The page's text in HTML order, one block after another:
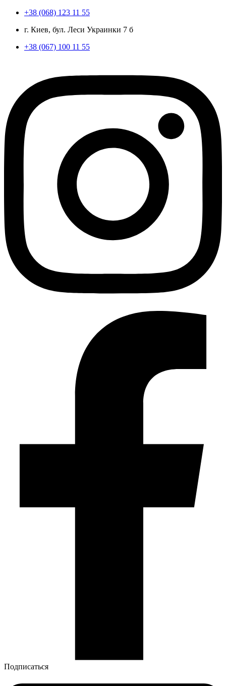
+38 (068) 123 11 55
г. Киев, бул. Леси Украинки 7 б
+38 (067) 100 11 55
Подписаться